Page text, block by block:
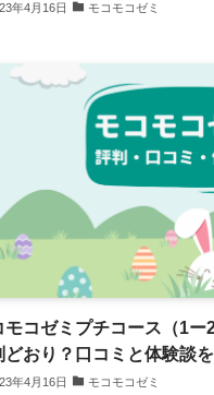
年4月16日 モコモコゼミ
モコゼミプチコース（1ー
どおり？口コミと体験談
年4月16日 モコモコゼミ